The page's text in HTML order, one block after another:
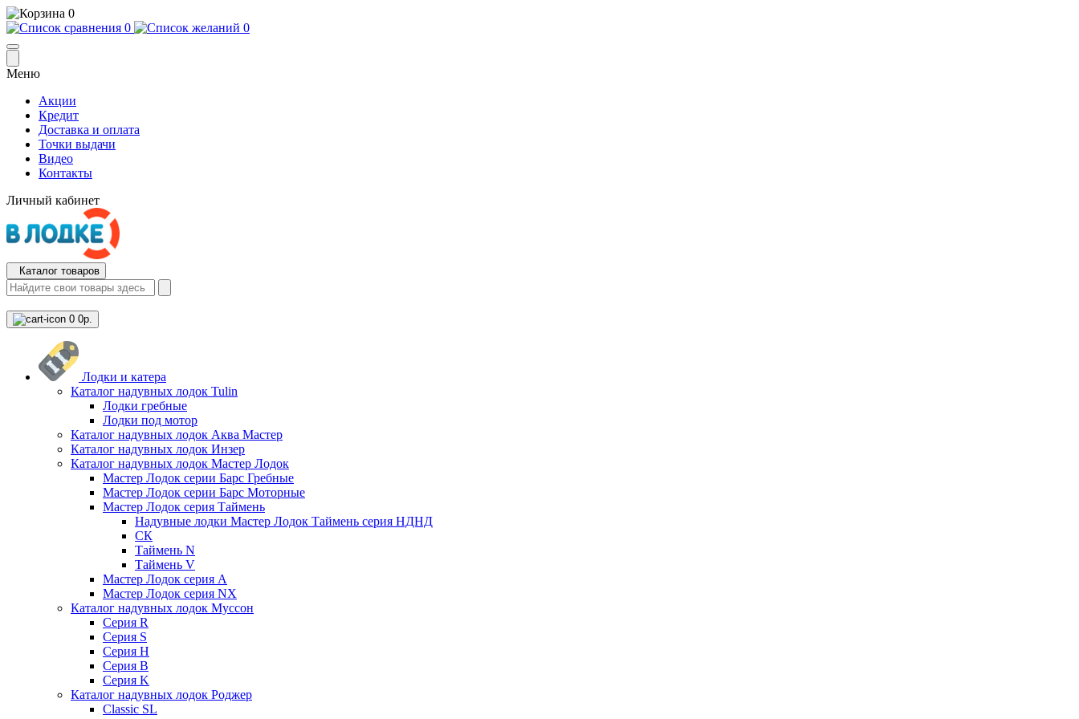
0
0
0
Меню
Акции
Кредит
Доставка и оплата
Точки выдачи
Видео
Контакты
Личный кабинет
Каталог товаров
0 0р.
Лодки и катера
Каталог надувных лодок Tulin
Лодки гребные
Лодки под мотор
Каталог надувных лодок Аква Мастер
Каталог надувных лодок Инзер
Каталог надувных лодок Мастер Лодок
Мастер Лодок серии Барс Гребные
Мастер Лодок серии Барс Моторные
Мастер Лодок серия Таймень
Надувные лодки Мастер Лодок Таймень серия НДНД
СК
Таймень N
Таймень V
Мастер Лодок серия А
Мастер Лодок серия NX
Каталог надувных лодок Муссон
Серия R
Серия S
Серия H
Серия B
Серия K
Каталог надувных лодок Роджер
Classic SL